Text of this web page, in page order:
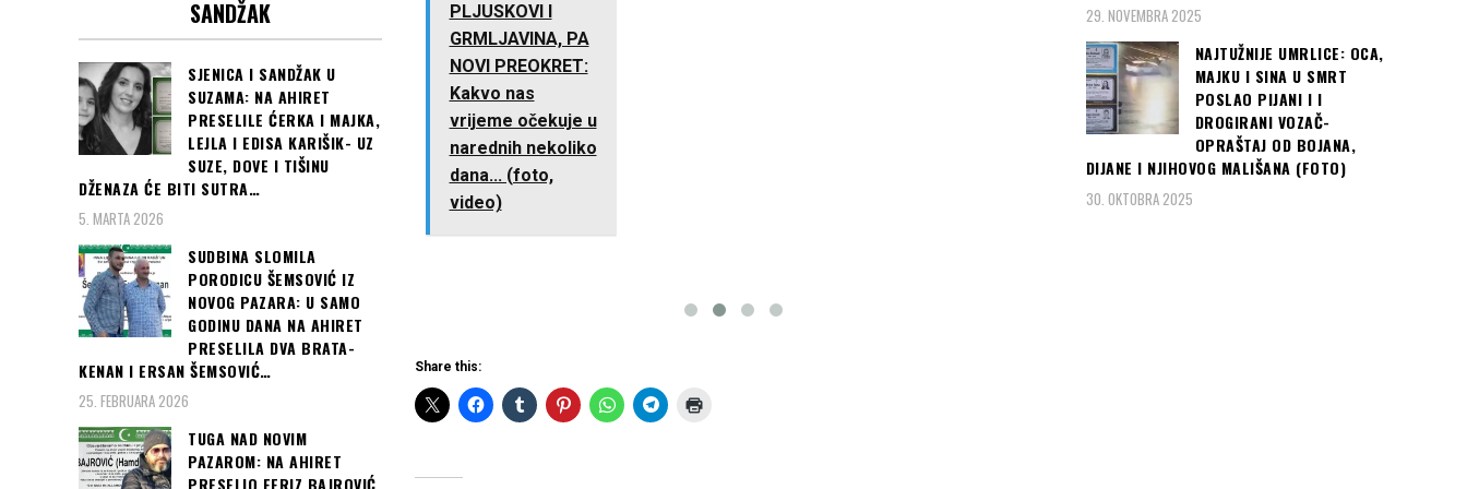
PLJUSKOVI I
GRMLJAVINA, PA
NOVI PREOKRET:
Kakvo nas
vrijeme očekuje u
narednih nekoliko
dana... (foto,
video)
NOVI PREOKRET:
Kakvo nas
vrijeme očekuje u
narednih nekoliko
dana... (foto,
Share this:
SANDŽAK
SJENICA I SANDŽAK U
SUZAMA: NA AHIRET
PRESELILE ĆERKA I MAJKA,
LEJLA I EDISA KARIŠIK- UZ
SUZE, DOVE I TIŠINU
DŽENAZA ĆE BITI SUTRA…
5. MARTA 2026
SUDBINA SLOMILA
PORODICU ŠEMSOVIĆ IZ
NOVOG PAZARA: U SAMO
GODINU DANA NA AHIRET
PRESELILA DVA BRATA-
KENAN I ERSAN ŠEMSOVIĆ…
25. FEBRUARA 2026
TUGA NAD NOVIM
PAZAROM: NA AHIRET
29. NOVEMBRA 2025
NAJTUŽNIJE UMRLICE: OCA,
MAJKU I SINA U SMRT
POSLAO PIJANI I I
DROGIRANI VOZAČ-
OPRAŠTAJ OD BOJANA,
DIJANE I NJIHOVOG MALIŠANA (FOTO)
30. OKTOBRA 2025